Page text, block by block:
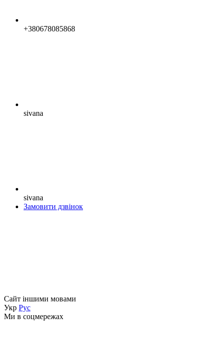
+380678085868
sivana
sivana
Замовити дзвінок
Сайт іншими мовами
Укр Рус
Ми в соцмережах